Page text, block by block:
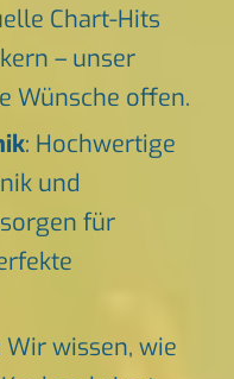
Chart-Hits
– unser
Wünsche offen.
: Hochwertige
und
für
Wir wissen, wie